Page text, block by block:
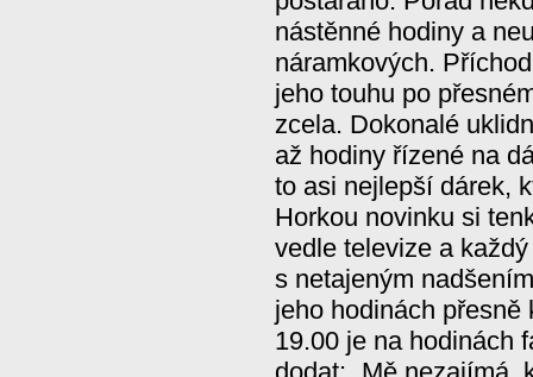
nástěnné hodiny a
náramkových.
jeho touhu po
zcela. Dokonalé
až hodiny řízené na
to asi nejlepší dárek,
Horkou novinku si
vedle televize a
s netajeným
jeho hodinách
19.00 je na hodinách